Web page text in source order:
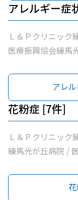
協会練馬光が丘病
ニック東館分院内
ップスクリニック
医療法人社団翔真
法人社団輝恭会い
法人社団周生会
内科クリニック /
療法人社団蒼生会
丘クリニック / 光
/ 医療法人社団清
アレルギー症
Ｌ＆Ｐクリニック
医療振興協会練馬
松５丁目皮フ科 /
誠信会わかばクリ
アレ
花粉症 [7件]
Ｌ＆Ｐクリニック
練馬光が丘病院 /
会鈴木耳鼻咽喉科
団誠信会わかばク